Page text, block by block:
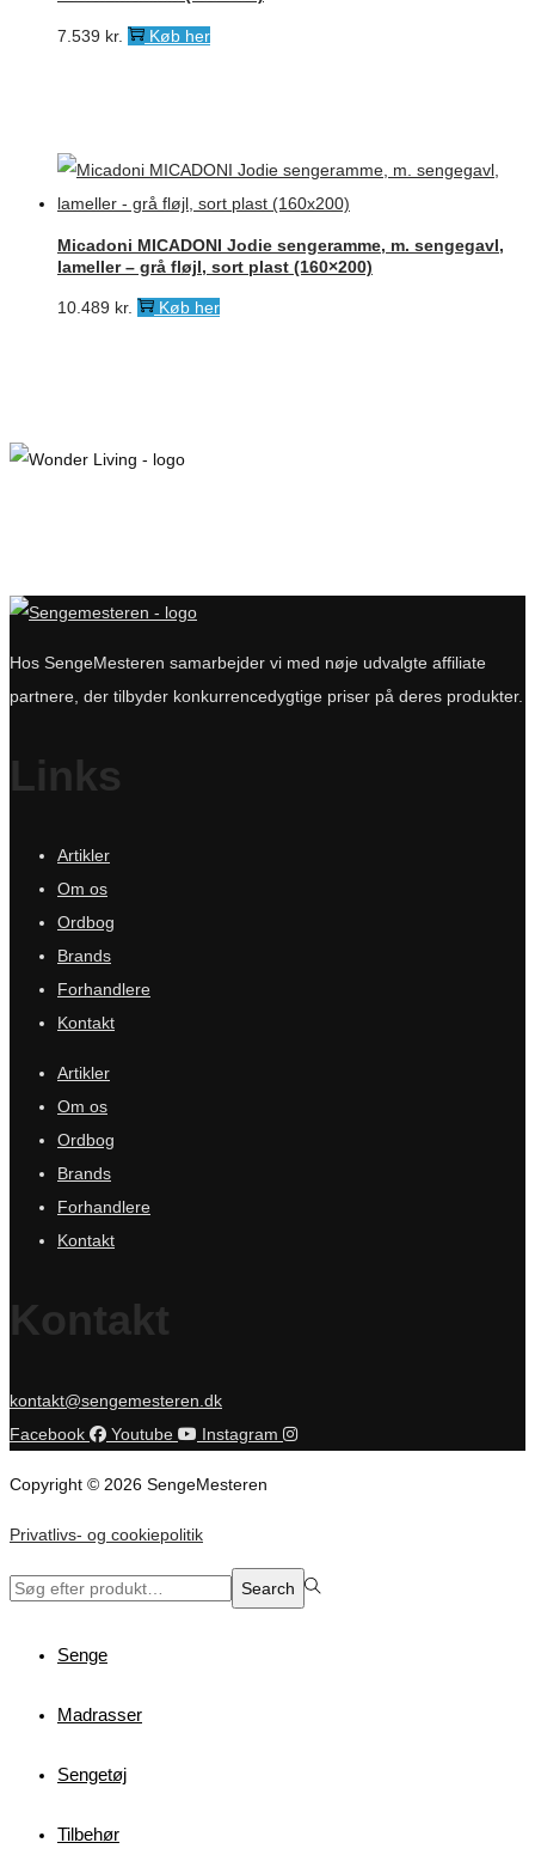
7.539 kr. Køb her
Micadoni MICADONI Jodie sengeramme, m. sengegavl,
lameller – grå fløjl, sort plast (160×200)
10.489 kr. Køb her
Hos SengeMesteren samarbejder vi med nøje udvalgte affiliate
partnere, der tilbyder konkurrencedygtige priser på deres produkter.
Links
Artikler
Om os
Ordbog
Brands
Forhandlere
Kontakt
Artikler
Om os
Ordbog
Brands
Forhandlere
Kontakt
Kontakt
kontakt@sengemesteren.dk
Facebook
Youtube Instagram
Copyright © 2026 SengeMesteren
Privatlivs- og cookiepolitik
Search
Search
Senge
Madrasser
Sengetøj
Tilbehør